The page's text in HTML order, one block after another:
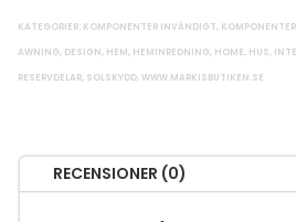
KATEGORIER: KOMPONENTER INVÄNDIGT,
AWNING, DESIGN, HEM, HEMINREDNING, HOME, HUS,
RESERVDELAR, SOLSKYDD,WWW.MARKISBUTIKEN.SE
RECENSIONER (0)